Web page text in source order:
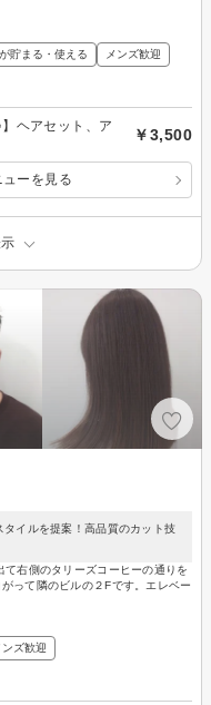
貯まる・使える メンズ歓迎
】ヘアセット、ア
￥3,500
ーを見る
タイルを提案！高品質のカット技
右側のタリーズコーヒーの通りを
って隣のビルの２Fです。エレベー
ンズ歓迎